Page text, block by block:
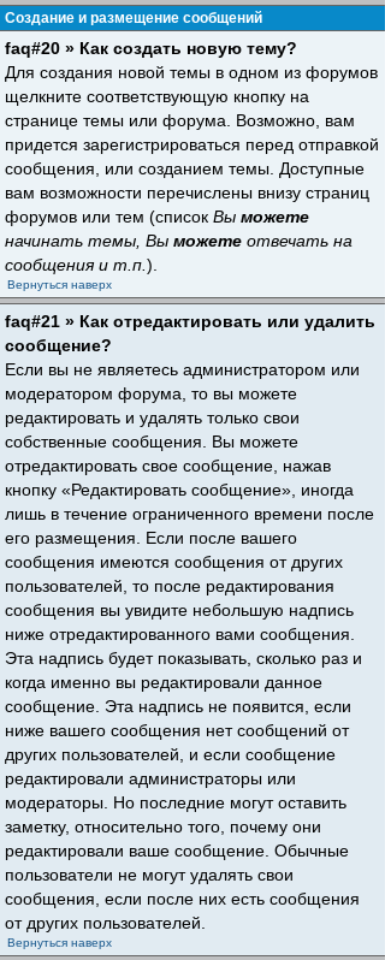
Создание и размещение сообщений
faq#20 » Как создать новую тему?
Для создания новой темы в одном из форумов
щелкните соответствующую кнопку на
странице темы или форума. Возможно, вам
придется зарегистрироваться перед отправкой
сообщения, или созданием темы. Доступные
вам возможности перечислены внизу страниц
форумов или тем (список Вы можете
начинать темы, Вы можете отвечать на
сообщения и т.п. ).
Вернуться наверх
faq#21 » Как отредактировать или удалить
сообщение?
Если вы не являетесь администратором или
модератором форума, то вы можете
редактировать и удалять только свои
собственные сообщения. Вы можете
отредактировать свое сообщение, нажав
кнопку «Редактировать сообщение», иногда
лишь в течение ограниченного времени после
его размещения. Если после вашего
сообщения имеются сообщения от других
пользователей, то после редактирования
сообщения вы увидите небольшую надпись
ниже отредактированного вами сообщения.
Эта надпись будет показывать, сколько раз и
когда именно вы редактировали данное
сообщение. Эта надпись не появится, если
ниже вашего сообщения нет сообщений от
других пользователей, и если сообщение
редактировали администраторы или
модераторы. Но последние могут оставить
заметку, относительно того, почему они
редактировали ваше сообщение. Обычные
пользователи не могут удалять свои
сообщения, если после них есть сообщения
от других пользователей.
Вернуться наверх